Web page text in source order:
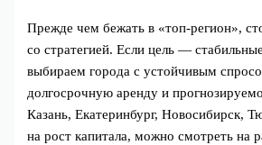
Прежде чем бежать в «топ‑регион»,
со стратегией. Если цель —
выбираем города с устойчивым
долгосрочную аренду и
Казань, Екатеринбург, Новосибирск,
на рост капитала, можно смотреть на